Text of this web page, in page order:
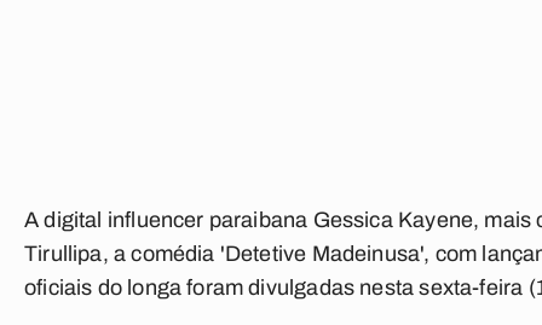
A digital influencer paraibana Gessica Kayene,
Tirullipa, a comédia 'Detetive Madeinusa', com
oficiais do longa foram divulgadas nesta sexta-feira